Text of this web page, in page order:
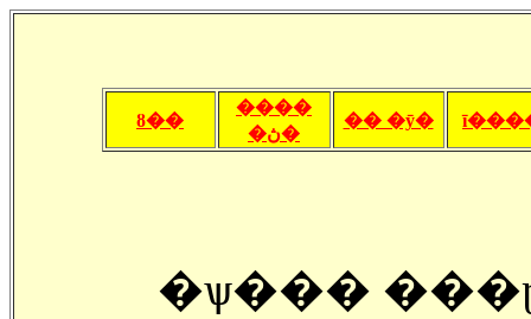
ȣ��
����
�ڽ�
�� �ȳ�
�ѱ���